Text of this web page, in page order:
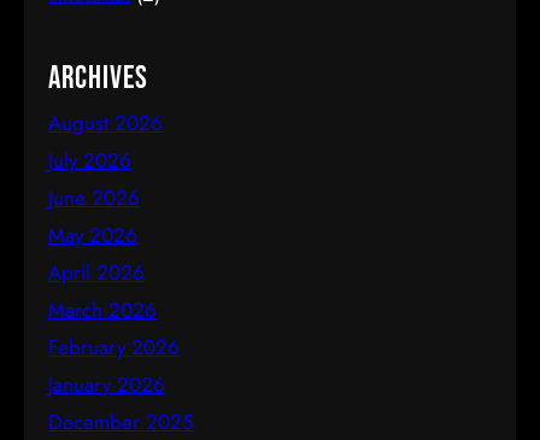
Archives
August 2026
July 2026
June 2026
May 2026
April 2026
March 2026
February 2026
January 2026
December 2025